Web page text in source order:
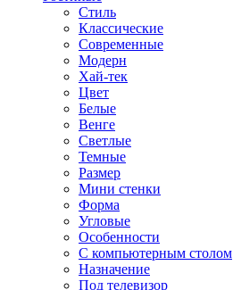
Стиль
Классические
Современные
Модерн
Хай-тек
Цвет
Белые
Венге
Светлые
Темные
Размер
Мини стенки
Форма
Угловые
Особенности
С компьютерным столом
Назначение
Под телевизор